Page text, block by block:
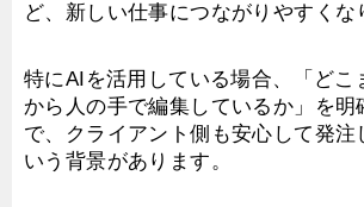
ど、新しい仕事につながりやすくな
特にAIを活用している場合、「どこ
から人の手で編集しているか」を明
で、クライアント側も安心して発注
いう背景があります。